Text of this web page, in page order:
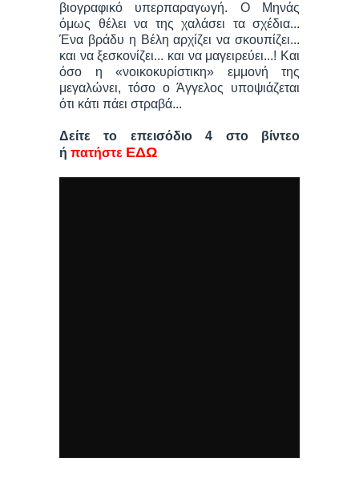
βιογραφικό υπερπαραγωγή. Ο Μηνάς
όμως θέλει να της χαλάσει τα σχέδια...
Ένα βράδυ η Βέλη αρχίζει να σκουπίζει...
και να ξεσκονίζει... και να μαγειρεύει...! Και
όσο η «νοικοκυρίστικη» εμμονή της
μεγαλώνει, τόσο ο Άγγελος υποψιάζεται
ότι κάτι πάει στραβά...
Δείτε το επεισόδιο 4 στο βίντεο
ή πατήστε ΕΔΩ